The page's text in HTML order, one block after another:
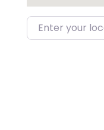
Enter your